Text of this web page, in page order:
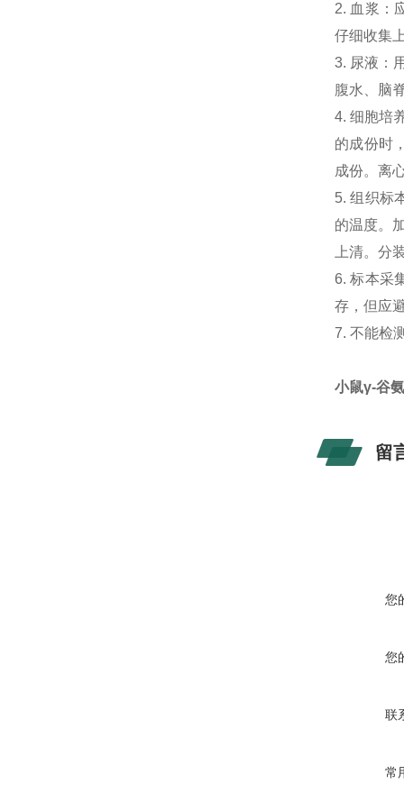
2. 血浆：
仔细收集
3. 尿液：
腹水、脑
4. 细胞培
的成份时
成份。离
5. 组织标
的温度。
上清。分
6. 标本采
存，但应
7. 不能检
小鼠γ-谷
留
您
您
联
常